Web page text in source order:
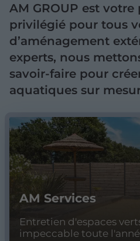
AM GROUP est
privilégié pour tous
d’aménagement
experts, nous
savoir-faire pour
aquatiques sur
AM Services
Entretien d'espaces
impeccable toute